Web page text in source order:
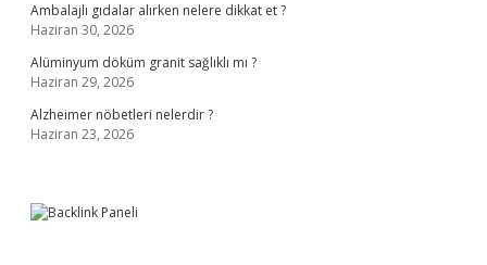
Ambalajlı gıdalar alırken nelere dikkat et ?
Haziran 30, 2026
Alüminyum döküm granit sağlıklı mı ?
Haziran 29, 2026
Alzheimer nöbetleri nelerdir ?
Haziran 23, 2026